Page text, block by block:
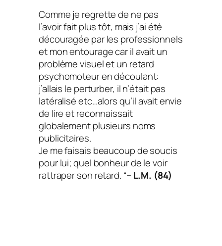
Comme je regrette de ne pas
l’avoir fait plus tôt, mais j’ai été
découragée par les professionnels
et mon entourage car il avait un
problème visuel et un retard
psychomoteur en découlant:
j’allais le perturber, il n’était pas
latéralisé etc…alors qu’il avait envie
de lire et reconnaissait
globalement plusieurs noms
publicitaires.
Je me faisais beaucoup de soucis
pour lui; quel bonheur de le voir
rattraper son retard. “– L.M. (84)